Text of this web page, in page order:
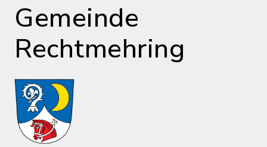
Gemeinde
Rechtmehring